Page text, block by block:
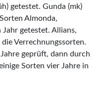
getestet. Gunda (mk)
Almonda,
getestet. Allians,
Verrechnungssorten.
geprüft, dann durch
Sorten vier Jahre in